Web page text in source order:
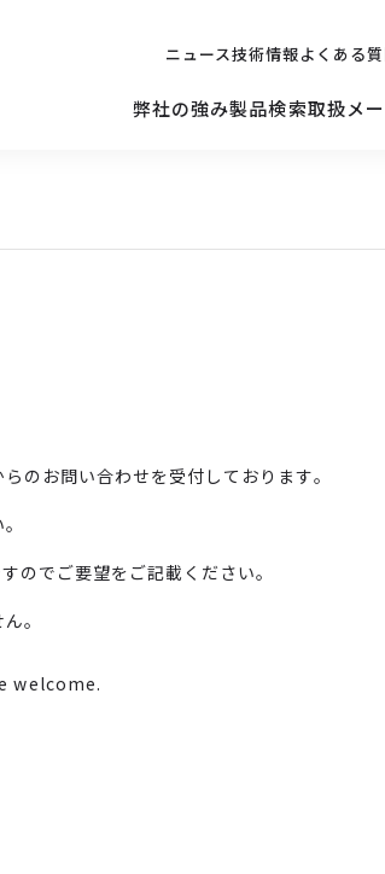
ニュース技術情報よくある
弊社の強み製品検索
サーバー
取扱メ
のお問い合わせを受付しております。
のでご要望をご記載ください。
。
welcome.